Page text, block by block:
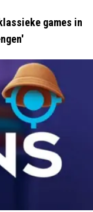
games in